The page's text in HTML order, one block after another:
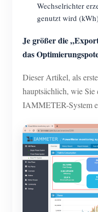
Wechselrichter
genutzt wird
Je größer die
das
Dieser Artikel, als
hauptsächlich, wie Sie
IAMMETER-System